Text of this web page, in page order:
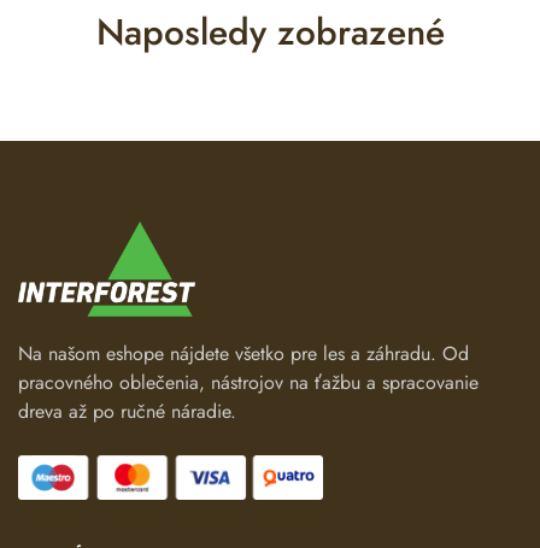
Naposledy zobrazené
Na našom eshope nájdete všetko pre les a záhradu. Od
pracovného oblečenia, nástrojov na ťažbu a spracovanie
dreva až po ručné náradie.